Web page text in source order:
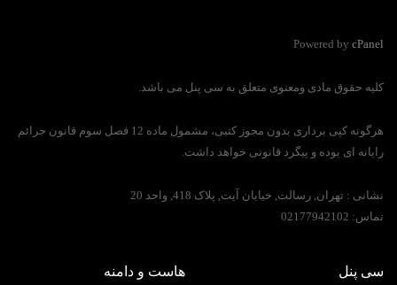
Powered by cPanel
کلیه حقوق مادی ومعنوی متعلق به سی پنل می باشد.
هرگونه کپی برداری بدون مجوز کتبی، مشمول ماده 12 فصل سوم قانون جرائم
رایانه ای بوده و پیگرد قانونی خواهد داشت.
نشانی : تهران, رسالت, خیابان آیت, پلاک 418, واحد 20
تماس:
سی پنل هاست و دامنه